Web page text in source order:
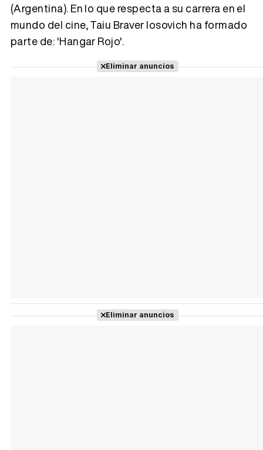
(Argentina). En lo que respecta a su carrera en el
mundo del cine, Taiu Braver Iosovich ha formado
parte de: 'Hangar Rojo'.
Eliminar anuncios
Eliminar anuncios